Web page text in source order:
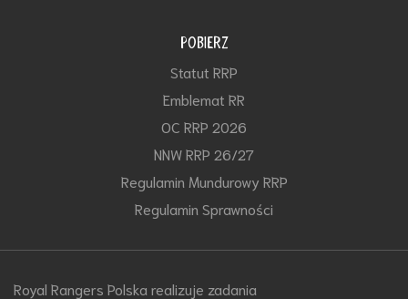
POBIERZ
Statut RRP
Emblemat RR
OC RRP 2026
NNW RRP 26/27
Regulamin Mundurowy RRP
Regulamin Sprawności
Royal Rangers Polska realizuje zadania